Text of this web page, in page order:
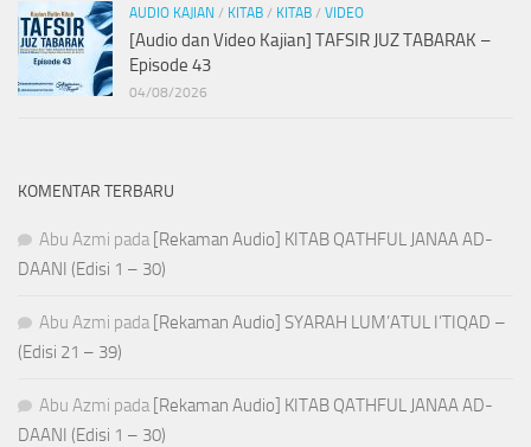
AUDIO KAJIAN / KITAB / KITAB / VIDEO
[Audio dan Video Kajian] TAFSIR JUZ TABARAK –
Episode 43
04/08/2026
KOMENTAR TERBARU
Abu Azmi pada [Rekaman Audio] KITAB QATHFUL JANAA AD-
DAANI (Edisi 1 – 30)
Abu Azmi pada [Rekaman Audio] SYARAH LUM’ATUL I’TIQAD –
(Edisi 21 – 39)
Abu Azmi pada [Rekaman Audio] KITAB QATHFUL JANAA AD-
DAANI (Edisi 1 – 30)